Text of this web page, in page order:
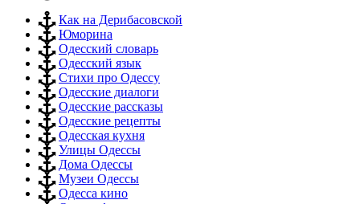
Как на Дерибасовской
Юморина
Одесский словарь
Одесский язык
Стихи про Одессу
Одесские диалоги
Одесские рассказы
Одесские рецепты
Одесская кухня
Улицы Одессы
Дома Одессы
Музеи Одессы
Одесса кино